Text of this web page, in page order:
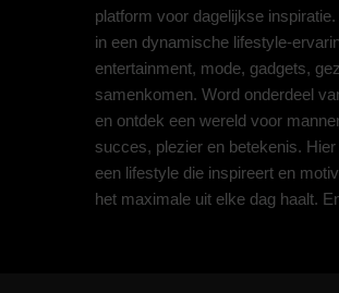
platform voor dagelijkse
in een dynamische lifestyle-
entertainment, mode, gadgets,
samenkomen. Word onderdeel
en ontdek een wereld voor
succes, plezier en betekenis.
een lifestyle die inspireert en
het maximale uit elke dag haalt.